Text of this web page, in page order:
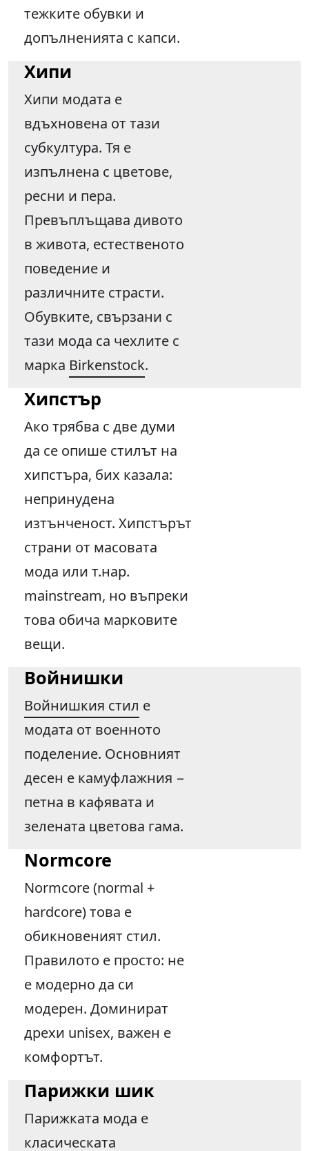
тежките обувки и
допълненията с капси.
Хипи
Хипи модата е
вдъхновена от тази
субкултура. Тя е
изпълнена с цветове,
ресни и пера.
Превъплъщава дивото
в живота, естественото
поведение и
различните страсти.
Обувките, свързани с
тази мода са чехлите с
марка Birkenstock.
Хипстър
Ако трябва с две думи
да се опише стилът на
хипстъра, бих казала:
непринудена
изтънченост. Хипстърът
страни от масовата
мода или т.нар.
mainstream, но въпреки
това обича марковите
вещи.
Войнишки
Войнишкия стил е
модата от военното
поделение. Основният
десен е камуфлажния −
петна в кафявата и
зелената цветова гама.
Normcore
Normcore (normal +
hardcore) това е
обикновеният стил.
Правилото е просто: не
е модерно да си
модерен. Доминират
дрехи unisex, важен е
комфортът.
Парижки шик
Парижката мода е
класическата